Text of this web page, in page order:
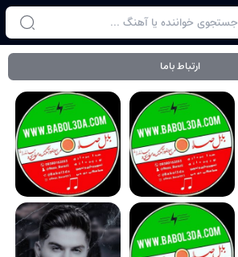
ارتباط باما